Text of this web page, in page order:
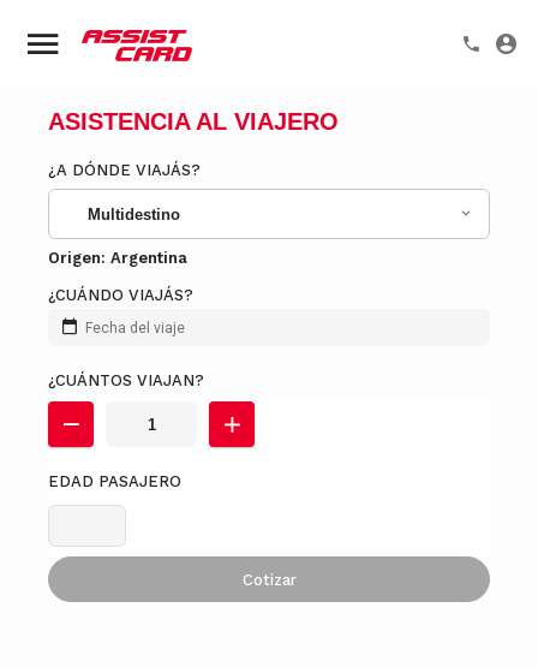
ASISTENCIA AL VIAJERO
¿A DÓNDE VIAJÁS?
Multidestino
Origen: Argentina
¿CUÁNDO VIAJÁS?
Fecha del viaje
¿CUÁNTOS VIAJAN?
EDAD PASAJERO
Cotizar